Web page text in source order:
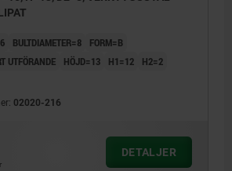
BULTDIAMETER=8
FORM=B
UTFÖRANDE
HÖJD=13 H1=12
H2=2
02020-216
DETALJER